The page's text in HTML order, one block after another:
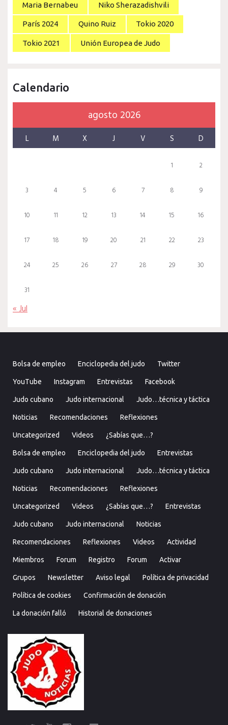
Maria Bernabeu Niko Sherazadishvili
París 2024 Quino Ruiz Tokio 2020
Tokio 2021 Unión Europea de Judo
Calendario
agosto 2026
L M X J V S D
1 2
3 4 5 6 7 8 9
10 11 12 13 14 15 16
17 18 19 20 21 22 23
24 25 26 27 28 29 30
31
« Jul
Bolsa de empleo Enciclopedia del judo Twitter
YouTube Instagram Entrevistas Facebook
Judo cubano Judo internacional Judo…técnica y táctica
Noticias Recomendaciones Reflexiones
Uncategorized Videos ¿Sabías que…?
Bolsa de empleo Enciclopedia del judo Entrevistas
Judo cubano Judo internacional Judo…técnica y táctica
Noticias Recomendaciones Reflexiones
Uncategorized Videos ¿Sabías que…? Entrevistas
Judo cubano Judo internacional Noticias
Recomendaciones Reflexiones Videos Actividad
Miembros Forum Registro Forum Activar
Grupos Newsletter Aviso legal Política de privacidad
Política de cookies Confirmación de donación
La donación falló Historial de donaciones